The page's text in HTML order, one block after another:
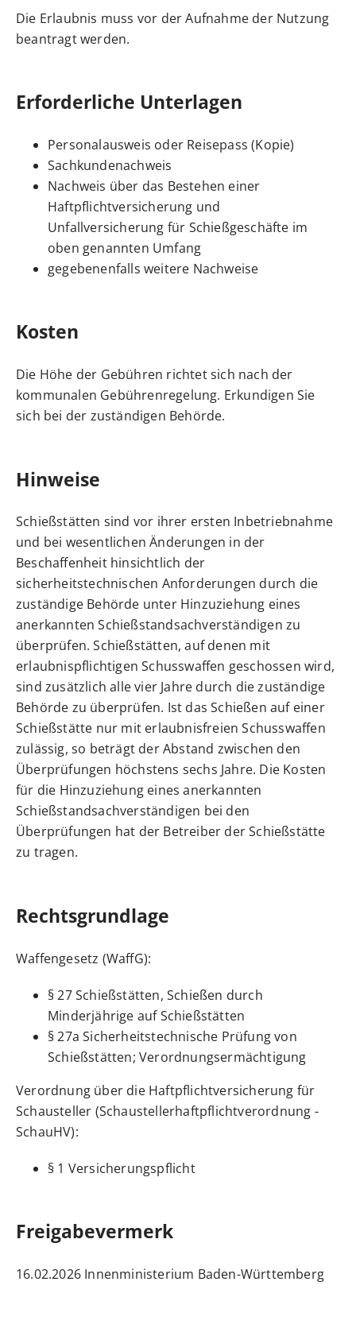
Die Erlaubnis muss vor der Aufnahme der Nutzung
beantragt werden.
Erforderliche Unterlagen
Personalausweis oder Reisepass (Kopie)
Sachkundenachweis
Nachweis über das Bestehen einer
Haftpflichtversicherung und
Unfallversicherung für Schießgeschäfte im
oben genannten Umfang
gegebenenfalls weitere Nachweise
Kosten
Die Höhe der Gebühren richtet sich nach der
kommunalen Gebührenregelung. Erkundigen Sie
sich bei der zuständigen Behörde.
Hinweise
Schießstätten sind vor ihrer ersten Inbetriebnahme
und bei wesentlichen Änderungen in der
Beschaffenheit hinsichtlich der
sicherheitstechnischen Anforderungen durch die
zuständige Behörde unter Hinzuziehung eines
anerkannten Schießstandsachverständigen zu
überprüfen. Schießstätten, auf denen mit
erlaubnispflichtigen Schusswaffen geschossen wird,
sind zusätzlich alle vier Jahre durch die zuständige
Behörde zu überprüfen. Ist das Schießen auf einer
Schießstätte nur mit erlaubnisfreien Schusswaffen
zulässig, so beträgt der Abstand zwischen den
Überprüfungen höchstens sechs Jahre. Die Kosten
für die Hinzuziehung eines anerkannten
Schießstandsachverständigen bei den
Überprüfungen hat der Betreiber der Schießstätte
zu tragen.
Rechtsgrundlage
Waffengesetz (WaffG):
§ 27 Schießstätten, Schießen durch
Minderjährige auf Schießstätten
§ 27a Sicherheitstechnische Prüfung von
Schießstätten; Verordnungsermächtigung
Verordnung über die Haftpflichtversicherung für
Schausteller (Schaustellerhaftpflichtverordnung -
SchauHV):
§ 1 Versicherungspflicht
Freigabevermerk
16.02.2026 Innenministerium Baden-Württemberg